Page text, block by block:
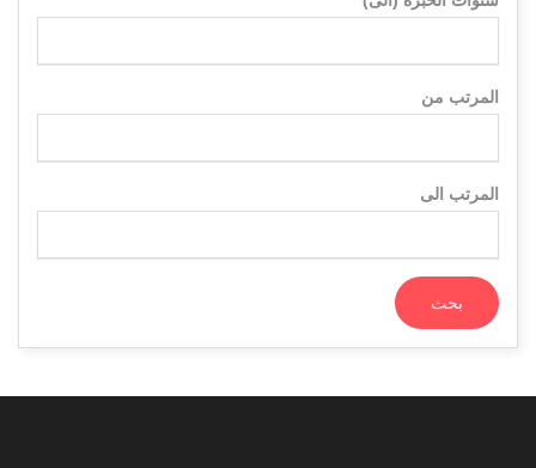
المرتب من
المرتب الى
بحث